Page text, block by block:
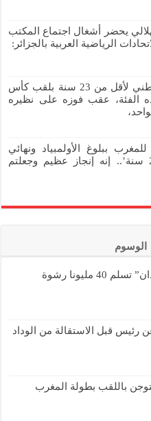
يحضر أشغال اجتماع المكتب
الرياضية العربية بالجزائر:
توج المنتخب الوطني لأقل من 23 سنة بلقب كأس
الفئة، عقب فوزه على نظيره
للمغرب ببلوغ الأولمبياد ونهائي
‘كان أقل من 23 سنة’.. إنه إنجاز عظيم وجعلتم
الوسوم
رئيس قبل الاستقالة من الوداد
باللقب بطولة المغرب